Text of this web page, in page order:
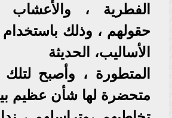
الفطرية ،
حقولهم ، وذلك
الأساليب، الحديثة
المتطورة ، وأصبح لتلك
متحضرة لها شأن عظيم